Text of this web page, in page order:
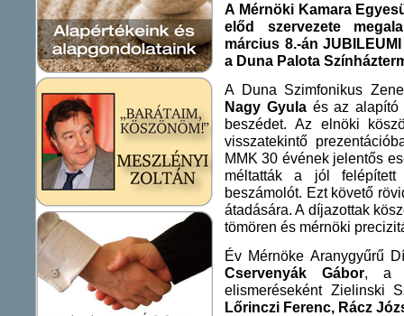
A Mérnöki Kamara
előd szervezete
március 8.-án
a Duna Palota
A Duna Szimfonikus
Nagy Gyulaés az
beszédet. Az elnöki
visszatekintő
MMK 30 évének jelentős
méltatták a jól
beszámolót. Ezt követő
átadására. A díjazottak
tömören és mérnöki
Év Mérnöke Aranygyűrű
Cservenyák Gábor, a
elismeréseként Zielinski
Lőrinczi Ferenc, Rácz